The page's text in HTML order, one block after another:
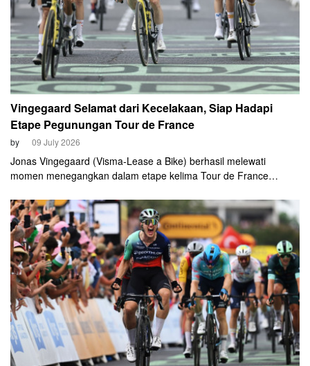
Vingegaard Selamat dari Kecelakaan, Siap Hadapi
Etape Pegunungan Tour de France
by 09 July 2026
Jonas Vingegaard (Visma-Lease a Bike) berhasil melewati
momen menegangkan dalam etape kelima Tour de France
finis, Rabu (8/7).